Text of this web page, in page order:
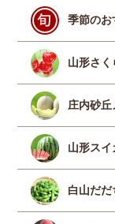
季節のお
山形さく
庄内砂丘
山形スイ
白山だだ